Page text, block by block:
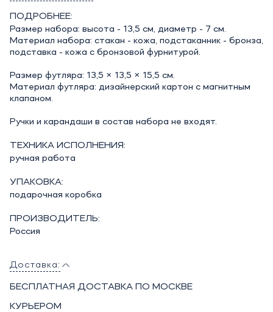
ПОДРОБНЕЕ:
Размер набора: высота - 13,5 см, диаметр - 7 см.
Материал набора: стакан - кожа, подстаканник - бронза,
подставка - кожа с бронзовой фурнитурой.
Размер футляра: 13,5 × 13,5 × 15,5 см.
Материал футляра: дизайнерский картон с магнитным
клапаном.
Ручки и карандаши в состав набора не входят.
ТЕХНИКА ИСПОЛНЕНИЯ:
ручная работа
УПАКОВКА:
подарочная коробка
ПРОИЗВОДИТЕЛЬ:
Россия
Доставка:
БЕСПЛАТНАЯ ДОСТАВКА ПО МОСКВЕ
КУРЬЕРОМ